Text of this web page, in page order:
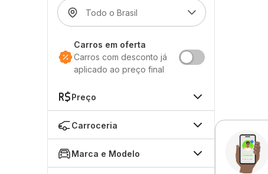
Carros em oferta
Carros com desconto já
aplicado ao preço final
Preço
Carroceria
Marca e Modelo